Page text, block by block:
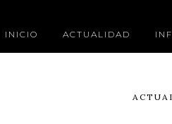
INICIO ACTUALIDAD